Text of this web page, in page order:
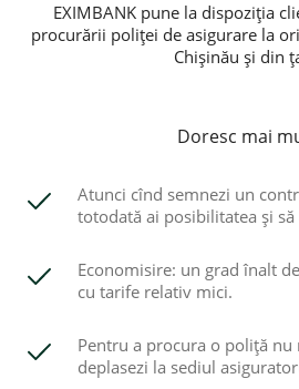
EXIMBANK pune la dispoziţia
procurării poliţei de asigurare la
Chişinău şi din
Doresc mai
Atunci cînd semnezi un
totodată ai posibilitatea și
Economisire: un grad înalt
cu tarife relativ mici.
Pentru a procura o poliţă nu
deplasezi la sediul